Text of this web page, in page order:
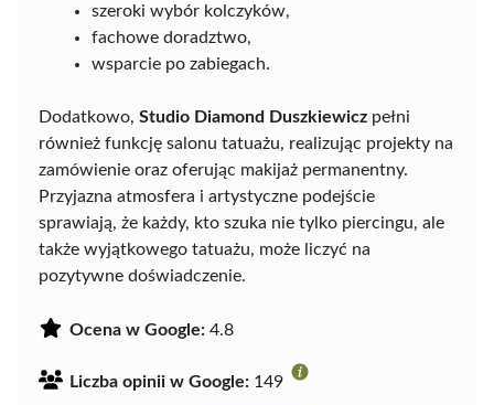
szeroki wybór kolczyków,
fachowe doradztwo,
wsparcie po zabiegach.
Dodatkowo, Studio Diamond Duszkiewicz pełni
również funkcję salonu tatuażu, realizując projekty na
zamówienie oraz oferując makijaż permanentny.
Przyjazna atmosfera i artystyczne podejście
sprawiają, że każdy, kto szuka nie tylko piercingu, ale
także wyjątkowego tatuażu, może liczyć na
pozytywne doświadczenie.
Ocena w Google: 4.8
Liczba opinii w Google: 149